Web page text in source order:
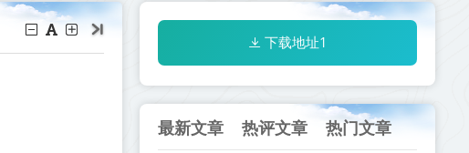
下载地址1
最新文章 热评文章 热门文章